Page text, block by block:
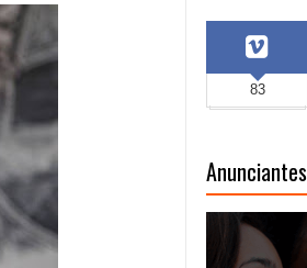
83
Anunciantes